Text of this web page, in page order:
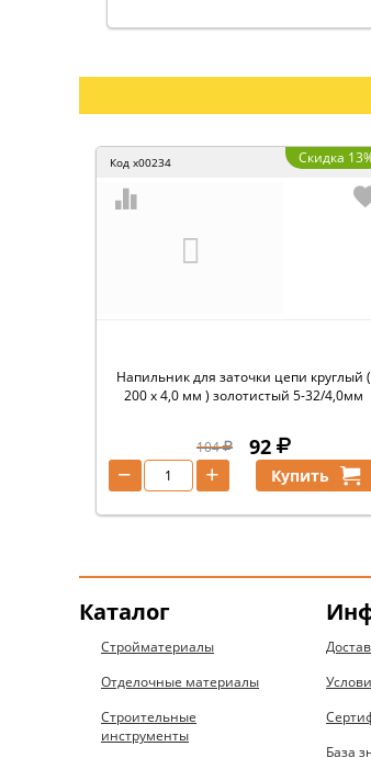
Код x00234 Скидка
Напильник для заточки цепи круглый (
200 х 4,0 мм ) золотистый 5-32/4,0мм
104 92
+
− Купить
Каталог
Стройматериалы
Отделочные материалы
Строительные
инструменты
База